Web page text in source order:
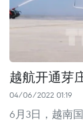
越航开通芽
04/06/2022 01:19
6月3日，越南